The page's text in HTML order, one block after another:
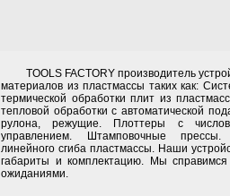
TOOLS FACTORY производитель
материалов из пластмассы таких как:
термической обработки плит из
тепловой обработки с автоматической
рулона, режущие. Плоттеры с
управлением. Штамповочные прессы.
линейного сгиба пластмассы. Наши
габариты и комплектацию. Мы
ожиданиями.